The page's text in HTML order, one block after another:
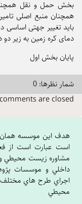
همچنان منبع اصلی
باید تغییر جهتی اساسی
دمای کره زمین به زیر دو
پایان بخش اول
شمار نظرها: 0
are closed.
هدف اين موسسه همان
است عبارت است از
مشاوره زيست محيطي و
داخلي و موسسات
اجراي طرح هاي
محيطي